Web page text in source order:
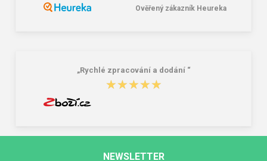
Ověřený zákazník Heureka
„Rychlé zpracování a dodání “
★★★★★
★★★★★
NEWSLETTER